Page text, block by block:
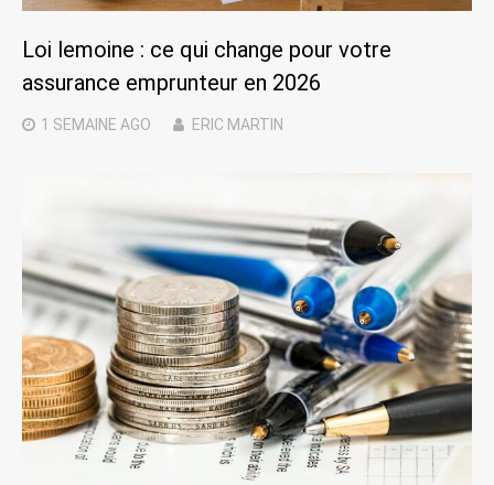
Loi lemoine : ce qui change pour votre
assurance emprunteur en 2026
1 SEMAINE AGO ERIC MARTIN